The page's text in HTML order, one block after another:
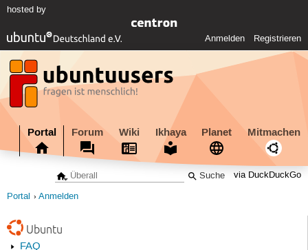
hosted by
Anmelden Registrieren
Portal Forum Wiki Ikhaya Planet Mitmachen
via DuckDuckGo
Portal Anmelden
Ubuntu
FAQ